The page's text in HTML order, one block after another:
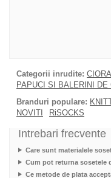
Categorii inrudite:
PAPUCI SI BALERINI DE
Branduri populare:
NOVITI
RiSOCKS
Intrebari frecvente
Care sunt materialele
Cum pot returna sosetele
Ce metode de plata